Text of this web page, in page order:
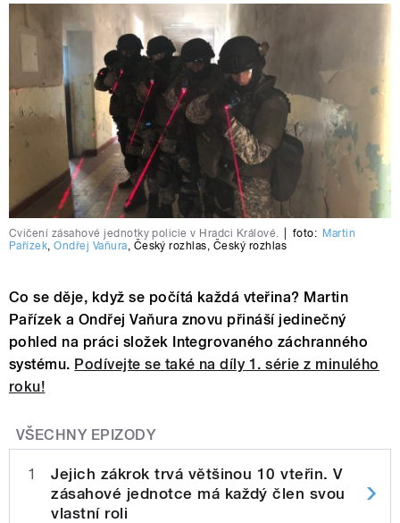
Cvičení zásahové jednotky policie v Hradci Králové. foto: Martin
Pařízek,Ondřej Vaňura, Český rozhlas, Český rozhlas
Co se děje, když se počítá každá vteřina? Martin
Pařízek a Ondřej Vaňura znovu přináší jedinečný
pohled na práci složek Integrovaného záchranného
systému. Podívejte se také na díly 1. série z minulého
roku!
VŠECHNY EPIZODY
1
Jejich zákrok trvá většinou 10 vteřin. V
zásahové jednotce má každý člen svou
vlastní roli